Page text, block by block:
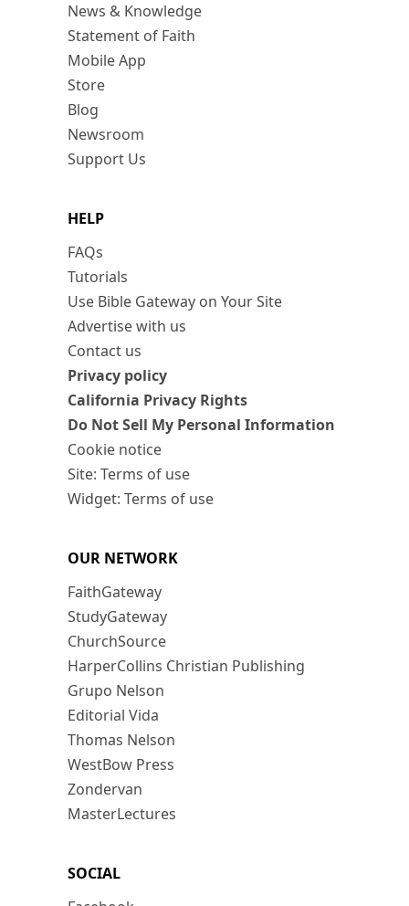
News & Knowledge
Statement of Faith
Mobile App
Store
Blog
Newsroom
Support Us
HELP
FAQs
Tutorials
Use Bible Gateway on Your Site
Advertise with us
Contact us
Privacy policy
California Privacy Rights
Do Not Sell My Personal Information
Cookie notice
Site: Terms of use
Widget: Terms of use
OUR NETWORK
FaithGateway
StudyGateway
ChurchSource
HarperCollins Christian Publishing
Grupo Nelson
Editorial Vida
Thomas Nelson
WestBow Press
Zondervan
MasterLectures
SOCIAL